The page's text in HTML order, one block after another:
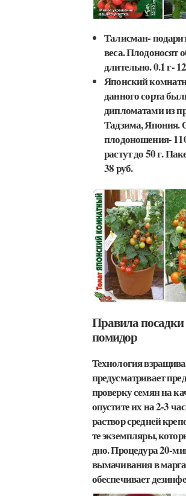
Талисман-
веса. Плодоносят
длительно. 0.1 г-
Японский
данного сорта
дипломатами из
Тадзима, Япония.
плодоношения-
растут до 50 г.
38 руб.
Правила
помидор
Технология
предусматривает
проверку семян на
опустите их на 2-3
раствор средней
те экземпляры,
дно. Процедура 20-
вымачивания в
обеспечивает